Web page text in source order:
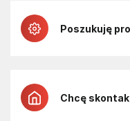
Poszukuję
Chcę